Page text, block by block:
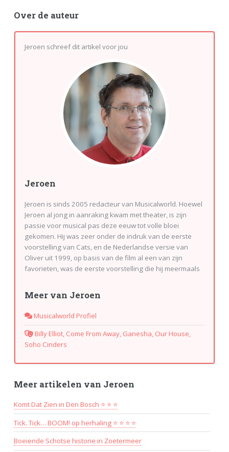
Over de auteur
Jeroen schreef dit artikel voor jou
Jeroen
Jeroen is sinds 2005 redacteur van Musicalworld. Hoewel
Jeroen al jong in aanraking kwam met theater, is zijn
passie voor musical pas deze eeuw tot volle bloei
gekomen. Hij was zeer onder de indruk van de eerste
voorstelling van Cats, en de Nederlandse versie van
Oliver uit 1999, op basis van de film al een van zijn
favorieten, was de eerste voorstelling die hij meermaals
frequent. Sinds hij redacteur is van Musicalworld bezoekt
hij meer dan 100 voorstellingen per jaar. Jeroen is de
Musicalworld-specialist op het gebied van
tevens de correspondent voor Vlaanderen. Ook in
Duitsland en Engeland (Londen) is hij regelmatig te
die voor neutrale toeschouwers de moeite waard zijn. Tot
musicals met kinderen in de hoofdrol. "Billy Elliot" is zijn
down the Wind", "Matilda" en "The Secret Garden"
worden genoemd. Daarnaast zijn Chicago, Come from
Away, Spamalot en Soho Cinders voorstelling met een
ongelofelijke aantrekkingskracht. Hoogtepunten in het
Meer van Jeroen
Musicalworld Profiel
Billy Elliot, Come From Away, Ganesha, Our House,
Soho Cinders
Meer artikelen van Jeroen
Komt Dat Zien in Den Bosch ⭐ ⭐ ⭐
Tick. Tick… BOOM! op herhaling ⭐ ⭐ ⭐ ⭐
Boeiende Schotse historie in Zoetermeer